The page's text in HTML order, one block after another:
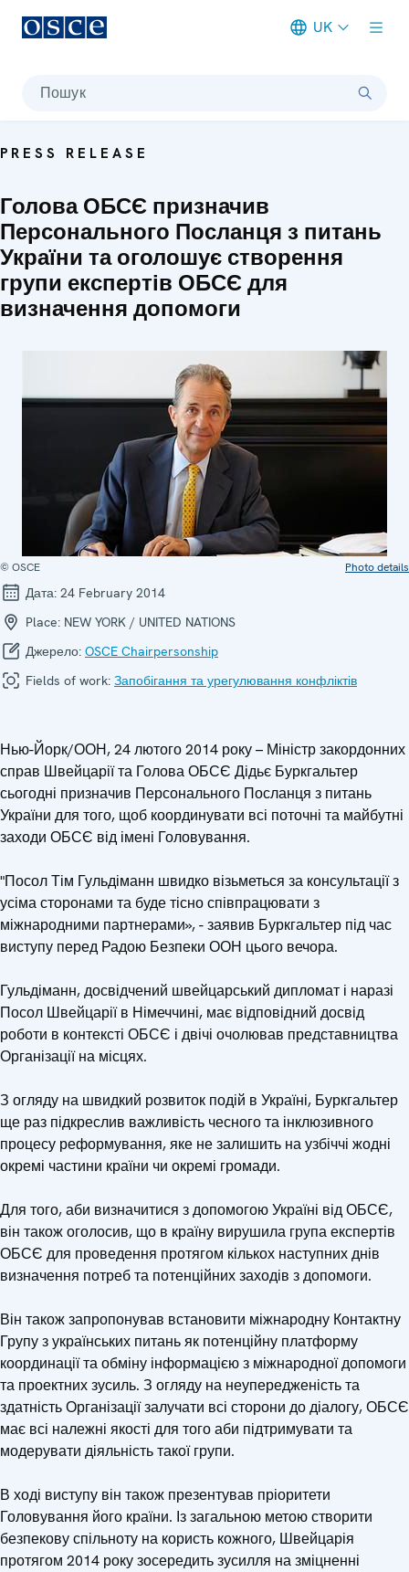
UK
Пошук
PRESS RELEASE
Голова ОБСЄ призначив
Персонального Посланця з питань
України та оголошує створення
групи експертів ОБСЄ для
визначення допомоги
© OSCE Photo details
Дата: 24 February 2014
Place: NEW YORK / UNITED NATIONS
Джерело: OSCE Chairpersonship
Fields of work: Запобігання та урегулювання конфліктів
Нью-Йорк/ООН, 24 лютого 2014 року – Міністр закордонних
справ Швейцарії та Голова ОБСЄ Дідьє Буркгальтер
сьогодні призначив Персонального Посланця з питань
України для того, щоб координувати всі поточні та майбутні
заходи ОБСЄ від імені Головування.
"Посол Тім Гульдіманн швидко візьметься за консультації з
усіма сторонами та буде тісно співпрацювати з
міжнародними партнерами», - заявив Буркгальтер під час
виступу перед Радою Безпеки ООН цього вечора.
Гульдіманн, досвідчений швейцарський дипломат і наразі
Посол Швейцарії в Німеччині, має відповідний досвід
роботи в контексті ОБСЄ і двічі очолював представництва
Організації на місцях.
З огляду на швидкий розвиток подій в Україні, Буркгальтер
ще раз підкреслив важливість чесного та інклюзивного
процесу реформування, яке не залишить на узбіччі жодні
окремі частини країни чи окремі громади.
Для того, аби визначитися з допомогою Україні від ОБСЄ,
він також оголосив, що в країну вирушила група експертів
ОБСЄ для проведення протягом кількох наступних днів
визначення потреб та потенційних заходів з допомоги.
Він також запропонував встановити міжнародну Контактну
Групу з українських питань як потенційну платформу
координації та обміну інформацією з міжнародної допомоги
та проектних зусиль. З огляду на неупередженість та
здатність Організації залучати всі сторони до діалогу, ОБСЄ
має всі належні якості для того аби підтримувати та
модерувати діяльність такої групи.
В ході виступу він також презентував пріоритети
Головування його країни. Із загальною метою створити
безпекову спільноту на користь кожного, Швейцарія
протягом 2014 року зосередить зусилля на зміцненні